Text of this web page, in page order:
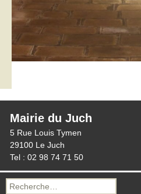
Mairie du Juch
5 Rue Louis Tymen
29100 Le Juch
Tel : 02 98 74 71 50
Recherche